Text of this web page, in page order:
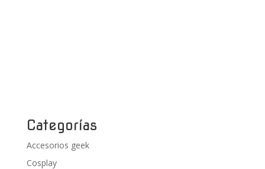
Categorías
Accesorios geek
Cosplay